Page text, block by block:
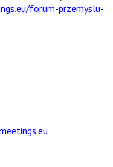
forum-przemyslu-